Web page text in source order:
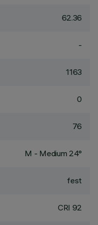
62.36
-
1163
0
76
M - Medium 24°
fest
CRI 92